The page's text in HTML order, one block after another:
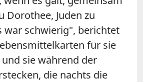
Dorothee, Juden zu
war schwierig", berichtet
für sie
sie während der
die nachts die